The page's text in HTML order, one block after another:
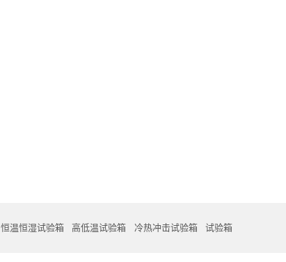
恒温恒湿试验箱 高低温试验箱 冷热冲击试验箱 试验箱